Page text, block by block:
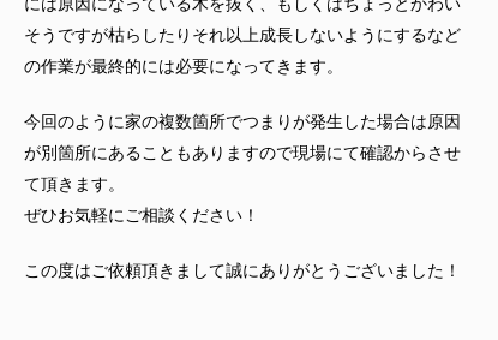
そうですが枯らしたりそれ以上成長しないようにするなど
の作業が最終的には必要になってきます。
今回のように家の複数箇所でつまりが発生した場合は原因
が別箇所にあることもありますので現場にて確認からさせ
て頂きます。
ぜひお気軽にご相談ください！
この度はご依頼頂きまして誠にありがとうございました！